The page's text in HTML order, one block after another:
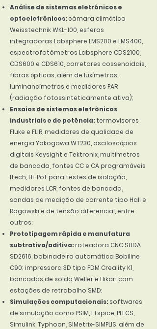
Análise de sistemas eletrônicos e
optoeletrônicos: câmara climática
Weisstechnik WKL-100, esferas
integradoras Labsphere LMS200 e LMS400,
espectrofotômetros Labsphere CDS2100,
CDS600 e CDS610, corretores cossenoidais,
fibras ópticas, além de luxímetros,
luminancímetros e medidores PAR
(radiação fotossinteticamente ativa);
Ensaios de sistemas eletrônicos
industriais e de potência: termovisores
Fluke e FLIR, medidores de qualidade de
energia Yokogawa WT230, osciloscópios
digitais Keysight e Tektronix, multímetros
de bancada, fontes CC e CA programáveis
Itech, Hi-Pot para testes de isolação,
medidores LCR, fontes de bancada,
sondas de medição de corrente tipo Hall e
Rogowski e de tensão diferencial, entre
outros;
Prototipagem rápida e manufatura
subtrativa/aditiva:roteadora CNC SUDA
SD2616, bobinadeira automática Bobiline
C90; impressora 3D tipo FDM Creality K1,
bancadas de solda Weller e Hikari com
estações de retrabalho SMD;
Simulações computacionais: softwares
de simulação como PSIM, LTspice, PLECS,
Simulink, Typhoon, SIMetrix-SIMPLIS, além de